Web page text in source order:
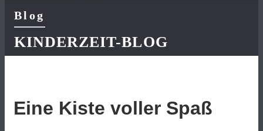
Blog
KINDERZEIT-BLOG
Eine Kiste voller Spaß